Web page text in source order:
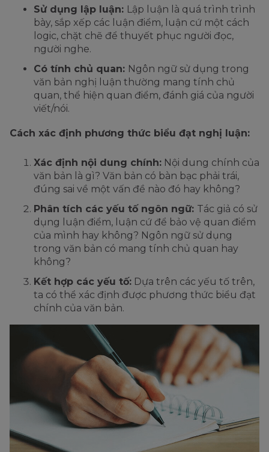
Sử dụng lập luận: Lập luận là quá trình trình
bày, sắp xếp các luận điểm, luận cứ một cách
logic, chặt chẽ để thuyết phục người đọc,
người nghe.
Có tính chủ quan: Ngôn ngữ sử dụng trong
văn bản nghị luận thường mang tính chủ
quan, thể hiện quan điểm, đánh giá của người
viết/nói.
Cách xác định phương thức biểu đạt nghị luận:
Xác định nội dung chính: Nội dung chính của
văn bản là gì? Văn bản có bàn bạc phải trái,
đúng sai về một vấn đề nào đó hay không?
Phân tích các yếu tố ngôn ngữ: Tác giả có sử
dụng luận điểm, luận cứ để bảo vệ quan điểm
của mình hay không? Ngôn ngữ sử dụng
trong văn bản có mang tính chủ quan hay
không?
Kết hợp các yếu tố: Dựa trên các yếu tố trên,
ta có thể xác định được phương thức biểu đạt
chính của văn bản.